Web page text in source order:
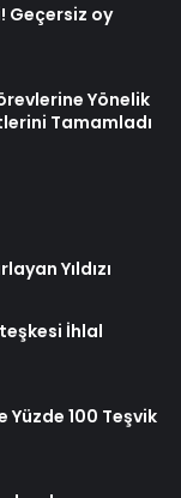
Geçersiz oy
Yönelik
Tamamladı
Yıldızı
İhlal
Yüzde 100 Teşvik